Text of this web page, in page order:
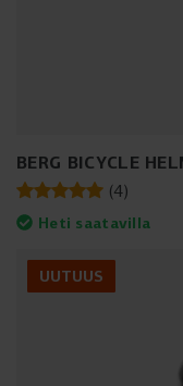
BERG BICYCLE
(4)
Heti saatavilla
UUTUUS